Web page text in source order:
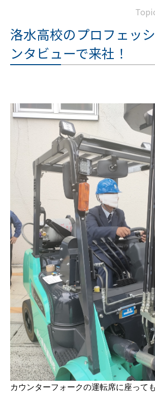
洛水高校のプロフェッ
ンタビューで来社！
カウンターフォークの運転席に座って